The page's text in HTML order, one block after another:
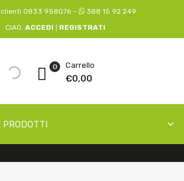
0833 958076 –
388 15 92 249
CIAO. ACCEDI REGISTRATI
Carrello
€0,00
0
PRODOTTI